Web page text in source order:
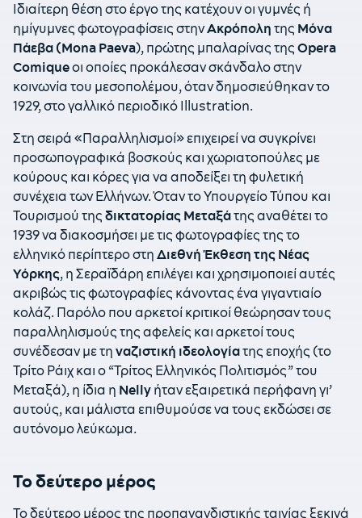
Ιδιαίτερη θέση στο έργο της κατέχουν οι γυμνές ή
ημίγυμνες φωτογραφίσεις στηνΑκρόπολη της Μόνα
Πάεβα (Mona Paeva), πρώτης μπαλαρίνας της Opera
Comiqueοι οποίες προκάλεσαν σκάνδαλο στην
κοινωνία του μεσοπολέμου, όταν δημοσιεύθηκαν το
1929, στο γαλλικό περιοδικό Illustration.
Στη σειρά «Παραλληλισμοί» επιχειρεί να συγκρίνει
προσωπογραφικά βοσκούς και χωριατοπούλες με
κούρους και κόρες για να αποδείξει τη φυλετική
συνέχεια των Ελλήνων. Όταν το Υπουργείο Τύπου και
Τουρισμού της δικτατορίας Μεταξάτης αναθέτει το
1939 να διακοσμήσει με τις φωτογραφίες της το
ελληνικό περίπτερο στη Διεθνή Έκθεση της Νέας
Υόρκης, η Σεραϊδάρη επιλέγει και χρησιμοποιεί αυτές
ακριβώς τις φωτογραφίες κάνοντας ένα γιγαντιαίο
κολάζ. Παρόλο που αρκετοί κριτικοί θεώρησαν τους
παραλληλισμούς της αφελείς και αρκετοί τους
συνέδεσαν με τη ναζιστική ιδεολογίατης εποχής (το
Τρίτο Ράιχ και ο “Τρίτος Ελληνικός Πολιτισμός” του
Μεταξά), η ίδια η Nelly ήταν εξαιρετικά περήφανη γι’
αυτούς, και μάλιστα επιθυμούσε να τους εκδώσει σε
αυτόνομο λεύκωμα.
Το δεύτερο μέρος
Το δεύτερο μέρος της προπαγανδιστικής ταινίας ξεκινά